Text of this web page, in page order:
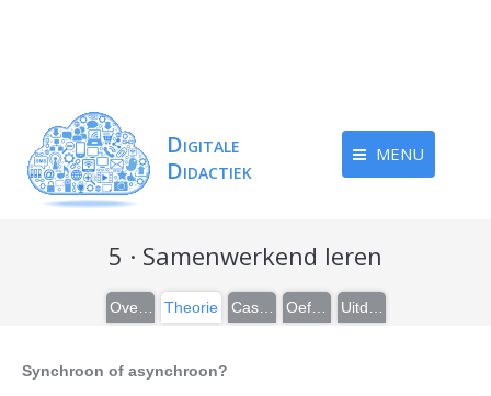
MENU
5 · Samenwerkend leren
Theorie Casussen Oefeningen
Synchroon of asynchroon?